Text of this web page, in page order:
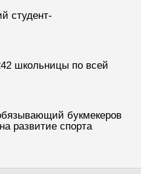
студент-
школьницы по всей
букмекеров
развитие спорта